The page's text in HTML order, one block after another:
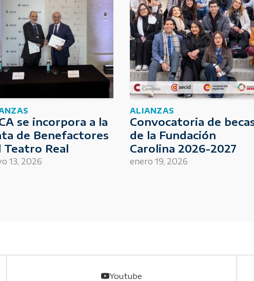
se incorpora a la
de Benefactores
Teatro Real
13, 2026
ALIANZAS
Convocatoria de
de la Fundación
Carolina 2026-2027
enero 19, 2026
Youtube